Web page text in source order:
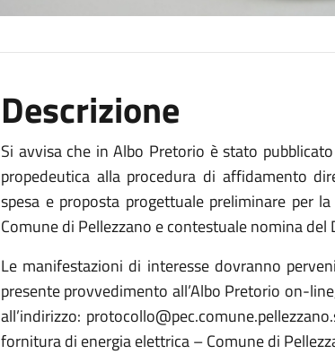
Descrizione
Si avvisa che in Albo Pretorio è stato
propedeutica alla procedura di affidamento
spesa e proposta progettuale preliminare per
Comune di Pellezzano e contestuale nomina del
Le manifestazioni di interesse dovranno
presente provvedimento all’Albo Pretorio on-
all’indirizzo:
fornitura di energia elettrica – Comune di